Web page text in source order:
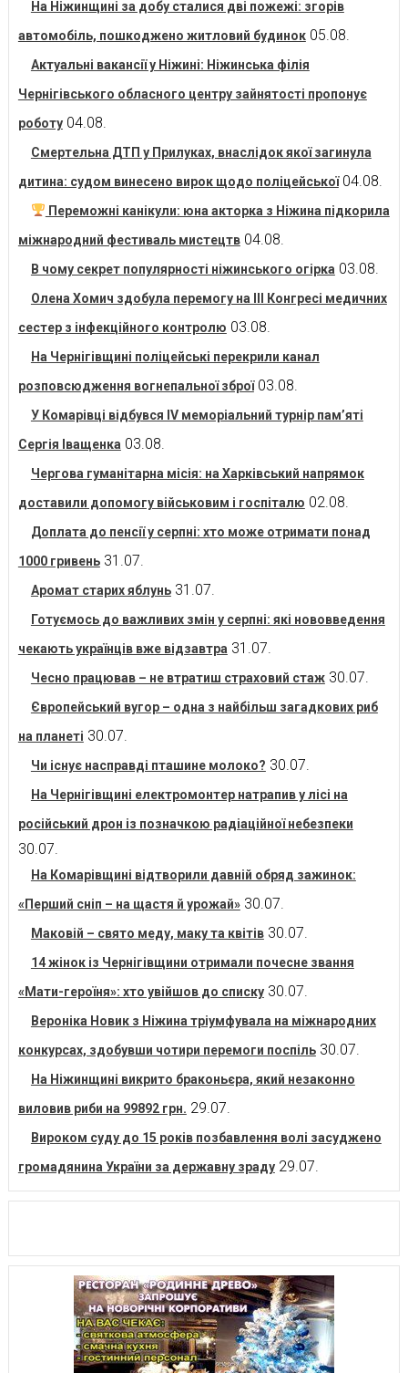
На Ніжинщині за добу сталися дві пожежі: згорів
автомобіль, пошкоджено житловий будинок 05.08.
Актуальні вакансії у Ніжині: Ніжинська філія
Чернігівського обласного центру зайнятості пропонує
роботу 04.08.
Смертельна ДТП у Прилуках, внаслідок якої загинула
дитина: судом винесено вирок щодо поліцейської 04.08.
Переможні канікули: юна акторка з Ніжина підкорила
міжнародний фестиваль мистецтв 04.08.
В чому секрет популярності ніжинського огірка 03.08.
Олена Хомич здобула перемогу на ІІІ Конгресі медичних
сестер з інфекційного контролю 03.08.
На Чернігівщині поліцейські перекрили канал
розповсюдження вогнепальної зброї 03.08.
У Комарівці відбувся IV меморіальний турнір пам’яті
Сергія Іващенка 03.08.
Чергова гуманітарна місія: на Харківський напрямок
доставили допомогу військовим і госпіталю 02.08.
Доплата до пенсії у серпні: хто може отримати понад
1000 гривень 31.07.
Аромат старих яблунь 31.07.
Готуємось до важливих змін у серпні: які нововведення
чекають українців вже відзавтра 31.07.
Чесно працював – не втратиш страховий стаж 30.07.
Європейський вугор – одна з найбільш загадкових риб
на планеті 30.07.
Чи існує насправді пташине молоко? 30.07.
На Чернігівщині електромонтер натрапив у лісі на
російський дрон із позначкою радіаційної небезпеки
30.07.
На Комарівщині відтворили давній обряд зажинок:
«Перший сніп – на щастя й урожай» 30.07.
Маковій – свято меду, маку та квітів 30.07.
14 жінок із Чернігівщини отримали почесне звання
«Мати-героїня»: хто увійшов до списку 30.07.
Вероніка Новик з Ніжина тріумфувала на міжнародних
конкурсах, здобувши чотири перемоги поспіль 30.07.
На Ніжинщині викрито браконьєра, який незаконно
виловив риби на 99892 грн. 29.07.
Вироком суду до 15 років позбавлення волі засуджено
громадянина України за державну зраду 29.07.